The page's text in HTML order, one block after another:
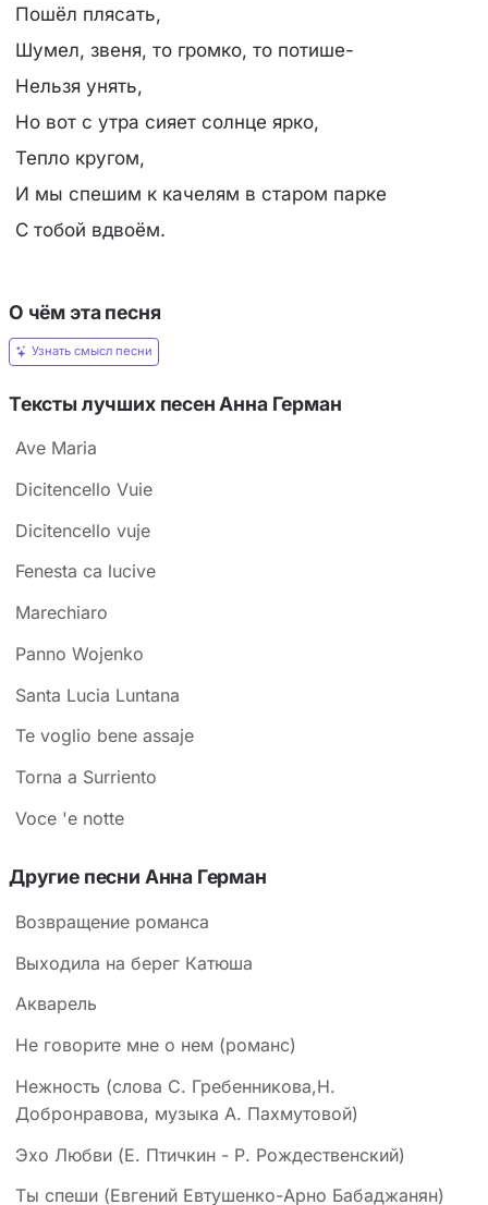
Пошёл плясать,
Шумел, звеня, то громко, то потише-
Нельзя унять,
Но вот с утра сияет солнце ярко,
Тепло кругом,
И мы спешим к качелям в старом парке
С тобой вдвоём.
О чём эта песня
Узнать смысл песни
Тексты лучших песен Анна Герман
Ave Maria
Dicitencello Vuie
Dicitencello vuje
Fenesta ca lucive
Marechiaro
Panno Wojenko
Santa Lucia Luntana
Te voglio bene assaje
Torna a Surriento
Voce 'e notte
Другие песни Анна Герман
Возвращение романса
Выходила на берег Катюша
Акварель
Не говорите мне о нем (романс)
Нежность (слова С. Гребенникова,Н.
Добронравова, музыка А. Пахмутовой)
Эхо Любви (Е. Птичкин - Р. Рождественский)
Ты спеши (Евгений Евтушенко-Арно Бабаджанян)